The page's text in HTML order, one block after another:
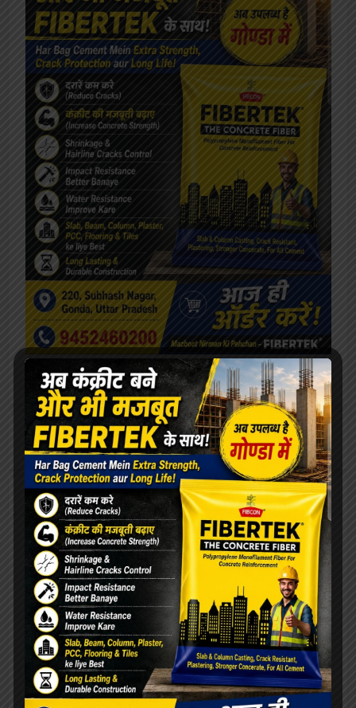
[covid-data]
खेल
ओरिएंटेशन डे का भब्य आयोजन, छात्राओं को
महाविद्यालय से कराया गया परिचित
सफाईकर्मियों की समस्याओं को लेकर डीपीआरओ से मिले
जिलाध्यक्ष, निराकरण का मिला आश्वासन
रेलवे बोर्ड अध्यक्ष को मिला कार्यकाल विस्तार, परामर्श
दात्री समिति सदस्य पंकज श्रीवास्तव ने दी शुभकामनायें